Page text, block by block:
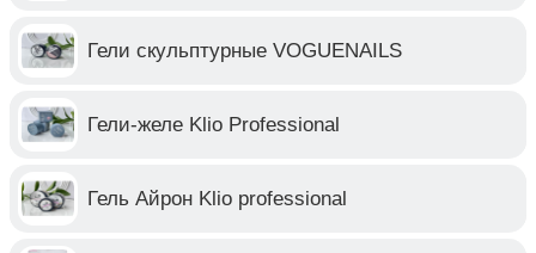
Гели скульптурные VOGUENAILS
Гели-желе Klio Professional
Гель Айрон Klio professional